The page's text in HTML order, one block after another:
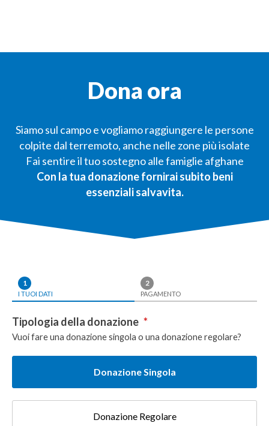
Dona ora
Siamo sul campo e vogliamo raggiungere le persone
colpite dal terremoto, anche nelle zone più isolate
Fai sentire il tuo sostegno alle famiglie afghane
Con la tua donazione fornirai subito beni
essenziali salvavita.
1
I TUOI DATI
2
PAGAMENTO
Tipologia della donazione *
Vuoi fare una donazione singola o una donazione regolare?
Donazione Singola
Donazione Regolare